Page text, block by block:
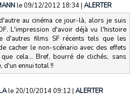
le 09/12/2012 18:34| ALERTER
au cinéma ce jour-là, alors je suis
L'impression d'avoir déjà vu l'histoire
d'autres films SF récents tels que les
cacher le non-scénario avec des effets
cela... Bref, bourré de clichés, sans
d'un ennui total !!
le 20/10/2014 09:12| ALERTER